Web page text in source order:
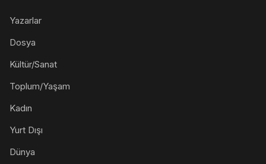
Yazarlar
Dosya
Kültür/Sanat
Toplum/Yaşam
Kadın
Yurt Dışı
Dünya